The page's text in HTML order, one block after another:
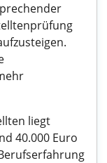
liegt
40.000 Euro